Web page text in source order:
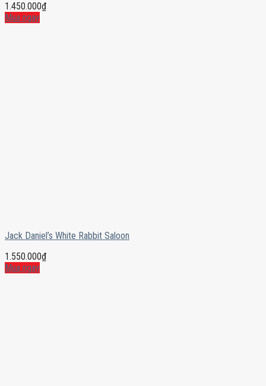
1.450.000₫
Mua ngay
Jack Daniel’s White Rabbit Saloon
1.550.000₫
Mua ngay